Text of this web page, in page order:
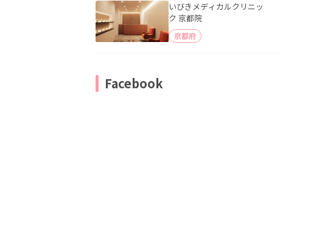
いびきメディカルクリニッ
ク 京都院
京都府
Facebook